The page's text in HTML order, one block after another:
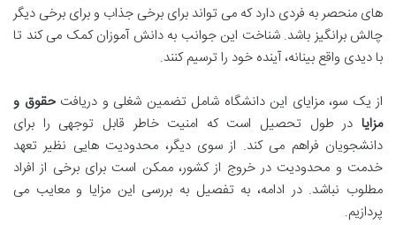
های منحصر به فردی دارد که می تواند برای برخی جذاب و برای برخی دیگر
چالش برانگیز باشد. شناخت این جوانب به دانش آموزان کمک می کند تا
با دیدی واقع بینانه، آینده خود را ترسیم کنند.
از یک سو، مزایای این دانشگاه شامل تضمین شغلی و دریافتحقوق و
مزایا در طول تحصیل است که امنیت خاطر قابل توجهی را برای
دانشجویان فراهم می کند. از سوی دیگر، محدودیت هایی نظیر تعهد
خدمت و محدودیت در خروج از کشور، ممکن است برای برخی از افراد
مطلوب نباشد. در ادامه، به تفصیل به بررسی این مزایا و معایب می
پردازیم.